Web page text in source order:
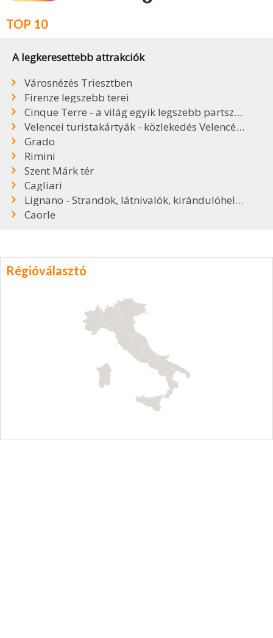
TOP 10
A legkeresettebb attrakciók
Városnézés Triesztben
Firenze legszebb terei
Cinque Terre - a világ egyik legszebb partszakasza
Velencei turistakártyák - közlekedés Velencében
Grado
Rimini
Szent Márk tér
Cagliari
Lignano - Strandok, látnivalók, kirándulóhelyek
Caorle
Régióválasztó